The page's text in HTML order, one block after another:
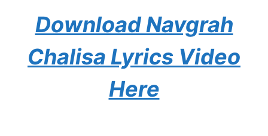
Download Navgrah
Chalisa Lyrics Video
Here